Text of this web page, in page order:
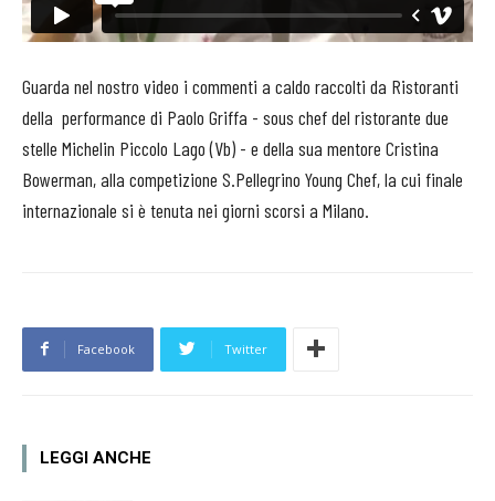
Guarda nel nostro video i commenti a caldo raccolti da Ristoranti
della performance di Paolo Griffa - sous chef del ristorante due
stelle Michelin Piccolo Lago (Vb) - e della sua mentore Cristina
Bowerman, alla competizione S.Pellegrino Young Chef, la cui finale
internazionale si è tenuta nei giorni scorsi a Milano.
Facebook Twitter
LEGGI ANCHE